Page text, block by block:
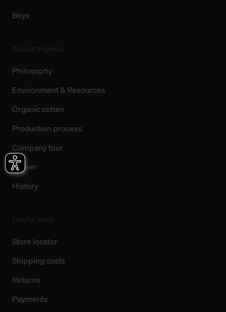
Boys
Philosophy
Environment & Resources
Organic cotten
Production process
Company tour
Career
History
Store locator
Shipping costs
Returns
Payments